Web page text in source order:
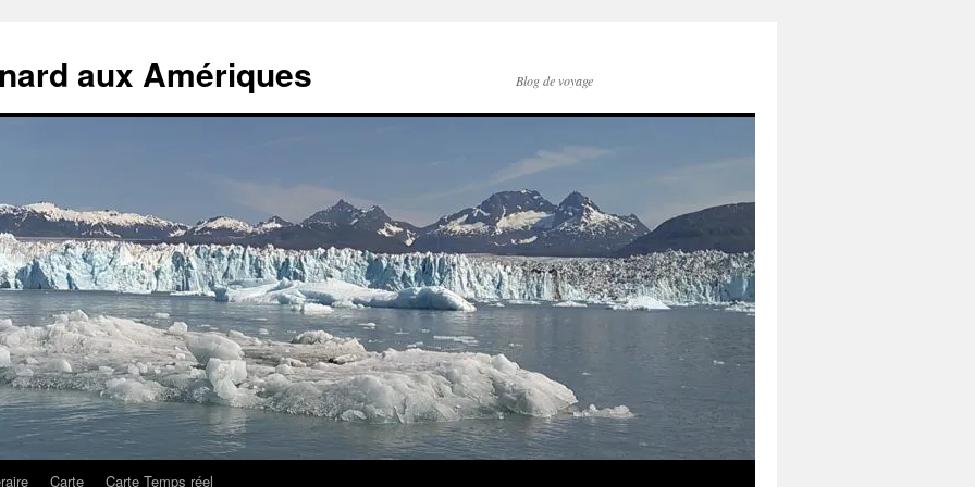
aux Amériques Blog de voyage
Carte Carte Temps réel